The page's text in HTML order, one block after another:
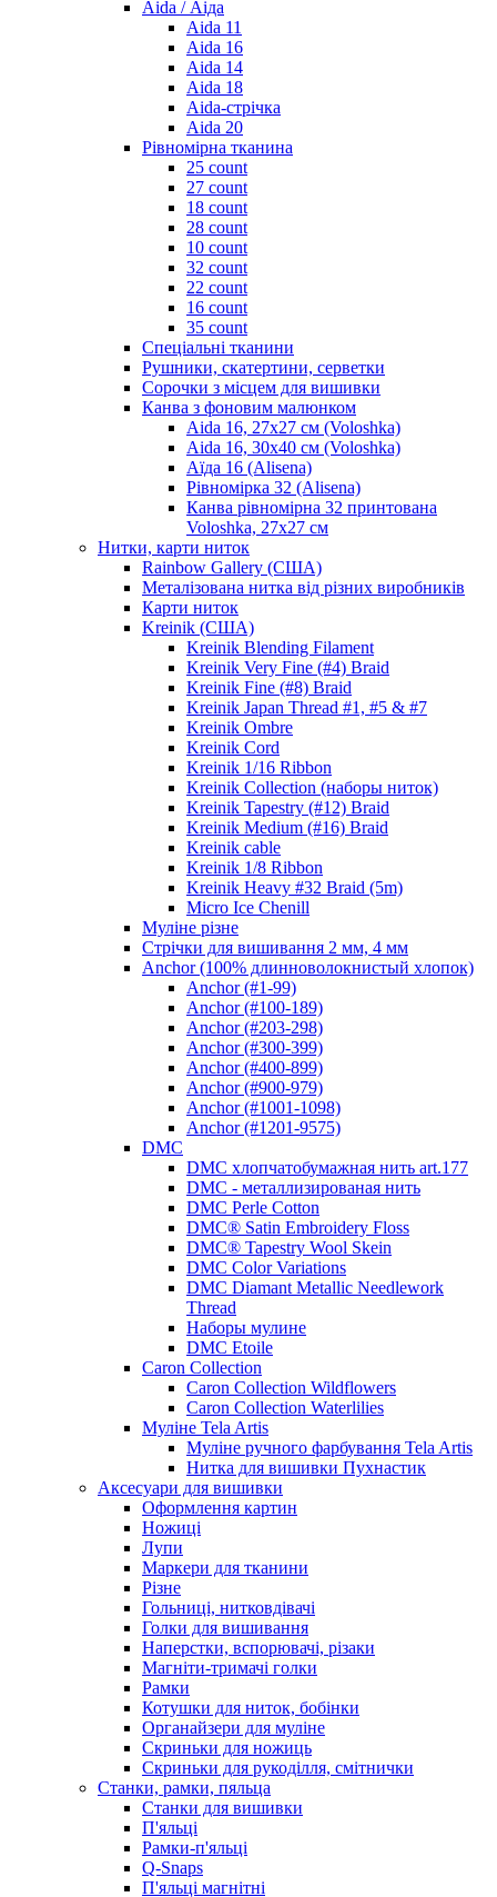
Aida / Аіда
Aida 11
Aida 16
Aida 14
Aida 18
Aida-стрічка
Aida 20
Рівномірна тканина
25 count
27 count
18 count
28 count
10 count
32 count
22 count
16 count
35 count
Спеціальні тканини
Рушники, скатертини, серветки
Сорочки з місцем для вишивки
Канва з фоновим малюнком
Aida 16, 27х27 см (Voloshka)
Aida 16, 30х40 см (Voloshka)
Аїда 16 (Alisena)
Рівномірка 32 (Alisena)
Канва рівномірна 32 принтована
Voloshka, 27х27 см
Нитки, карти ниток
Rainbow Gallery (США)
Металізована нитка від різних виробників
Карти ниток
Kreinik (США)
Kreinik Blending Filament
Kreinik Very Fine (#4) Braid
Kreinik Fine (#8) Braid
Kreinik Japan Thread #1, #5 & #7
Kreinik Ombre
Kreinik Cord
Kreinik 1/16 Ribbon
Kreinik Collection (наборы ниток)
Kreinik Tapestry (#12) Braid
Kreinik Medium (#16) Braid
Kreinik cable
Kreinik 1/8 Ribbon
Kreinik Heavy #32 Braid (5m)
Micro Ice Chenill
Муліне різне
Стрічки для вишивання 2 мм, 4 мм
Anchor (100% длинноволокнистый хлопок)
Anchor (#1-99)
Anchor (#100-189)
Anchor (#203-298)
Anchor (#300-399)
Anchor (#400-899)
Anchor (#900-979)
Anchor (#1001-1098)
Anchor (#1201-9575)
DMC
DMC хлопчатобумажная нить art.177
DMC - металлизированая нить
DMC Perle Cotton
DMC® Satin Embroidery Floss
DMC® Tapestry Wool Skein
DMC Color Variations
DMC Diamant Metallic Needlework
Thread
Наборы мулине
DMC Etoile
Caron Collection
Caron Collection Wildflowers
Caron Collection Waterlilies
Муліне Tela Artis
Муліне ручного фарбування Tela Artis
Нитка для вишивки Пухнастик
Аксесуари для вишивки
Оформлення картин
Ножиці
Лупи
Маркери для тканини
Різне
Гольниці, нитковдівачі
Голки для вишивання
Наперстки, вспорювачі, різаки
Магніти-тримачі голки
Рамки
Котушки для ниток, бобінки
Органайзери для муліне
Скриньки для ножиць
Скриньки для рукоділля, смітнички
Станки, рамки, пяльца
Станки для вишивки
П'яльці
Рамки-п'яльці
Q-Snaps
П'яльці магнітні